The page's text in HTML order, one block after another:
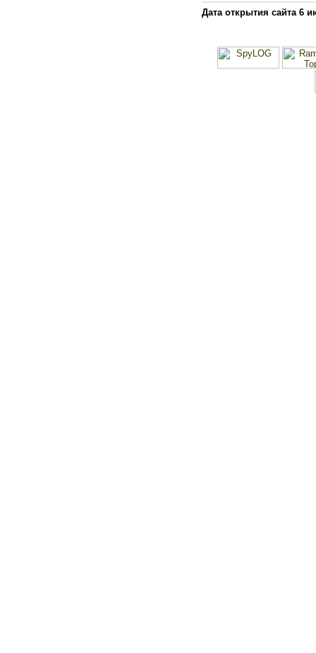
Дата открытия сайта 6